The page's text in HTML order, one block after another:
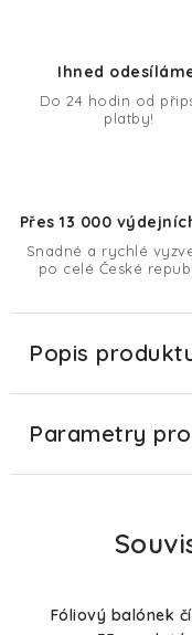
Ihned
Do 24 hodin od
platby!
Přes 13 000
Snadné a rychlé
po celé České
Popis
Parametry
Fóliový balónek